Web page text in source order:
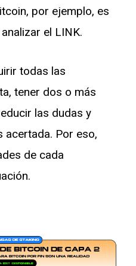
por ejemplo, es
el LINK.
todas las
tener dos o más
las dudas y
acertada. Por eso,
de cada